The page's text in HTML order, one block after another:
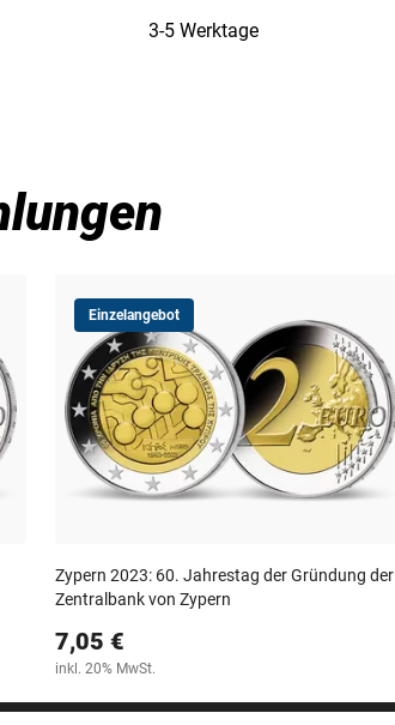
3-5 Werktage
Einzelangebot
Zypern 2023: 60. Jahrestag der Gründung der
Zentralbank von Zypern
7,05 €
inkl. 20% MwSt.